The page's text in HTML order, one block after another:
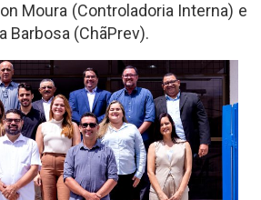
Moura (Controladoria Interna) e
Barbosa (ChãPrev).